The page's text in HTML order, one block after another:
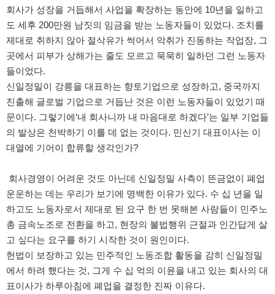
회사가 성장을 거듭해서 사업을 확장하는 동안에 10년을 일하고
도 세후 200만원 남짓의 임금을 받는 노동자들이 있었다. 조치를
제대로 취하지 않아 절삭유가 썩어서 악취가 진동하는 작업장, 그
곳에서 피부가 상해가는 줄도 모르고 묵묵히 일하던 그런 노동자
들이었다.
신일정밀이 강릉을 대표하는 향토기업으로 성장하고, 중국까지
진출해 글로벌 기업으로 거듭난 것은 이런 노동자들이 있었기 때
문이다. 그렇기에‘내 회사니까 내 마음대로 하겠다’는 일부 기업들
의 발상은 천박하기 이를 데 없는 것이다. 민신기 대표이사는 이
대열에 기어이 합류할 생각인가?
회사경영이 어려운 것도 아닌데 신일정밀 사측이 뜬금없이 폐업
운운하는 데는 우리가 보기에 명백한 이유가 있다. 수 십 년을 일
하고도 노동자로서 제대로 된 요구 한 번 못해본 사람들이 민주노
총 금속노조로 전환을 하고, 현장의 불법행위 근절과 인간답게 살
고 싶다는 요구를 하기 시작한 것이 원인이다.
헌법이 보장하고 있는 민주적인 노동조합 활동을 감히 신일정밀
에서 하려 했다는 것, 그게 수 십 억의 이윤을 내고 있는 회사의 대
표이사가 하루아침에 폐업을 결정한 진짜 이유다.